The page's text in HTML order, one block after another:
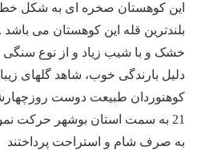
این کوهستان صخره ای به شکل خط
بلندترین قله این کوهستان می
خشک و با شیب زیاد و از نوع سنگی
دلیل بارندگی خوب، شاهد گلهای
21 به سمت استان بوشهر حرکت
به صرف شام و استراحت پرداختند